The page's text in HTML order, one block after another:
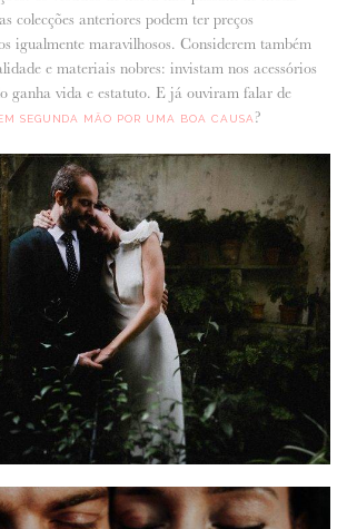
colecções anteriores podem ter preços
igualmente maravilhosos. Considerem também
e materiais nobres: invistam nos acessórios
ganha vida e estatuto. E já ouviram falar de
SEGUNDA MÃO POR UMA BOA CAUSA?